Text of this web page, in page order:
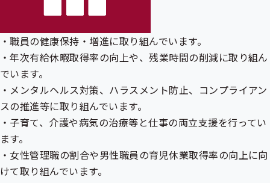
・職員の健康保持・増進に取り組んでいます。
・年次有給休暇取得率の向上や、残業時間の削減に取り組ん
でいます。
・メンタルヘルス対策、ハラスメント防止、コンプライアン
スの推進等に取り組んでいます。
・子育て、介護や病気の治療等と仕事の両立支援を行ってい
ます。
・女性管理職の割合や男性職員の育児休業取得率の向上に向
けて取り組んでいます。